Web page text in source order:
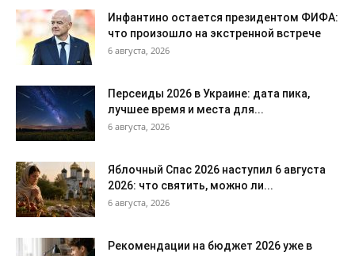
Инфантино остается президентом ФИФА:
что произошло на экстренной встрече
6 августа, 2026
Персеиды 2026 в Украине: дата пика,
лучшее время и места для...
6 августа, 2026
Яблочный Спас 2026 наступил 6 августа
2026: что святить, можно ли...
6 августа, 2026
Рекомендации на бюджет 2026 уже в